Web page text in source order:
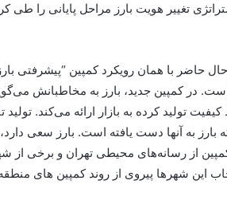
تغییر هویت بارز مراحل پایانی را طی
حاضر با همان رویکرد کمپین “پیشرفتی
در کمپین جدید، بارز به مخاطبانش
تولید کرده به بازار ارائه می‌کند.
به آنها دست یافته است. بارز سعی
از رسانه‌های محیطی تهران و برخی از
این شهرها پیروی از روند کمپین های